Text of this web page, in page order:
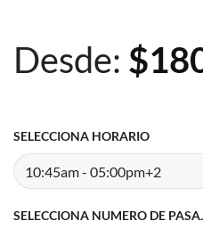
Desde: $
SELECCIONA HORARIO
SELECCIONA NUMERO DE